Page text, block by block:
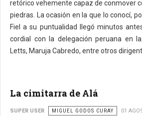
retórico vehemente capaz de conmover
piedras. La ocasión en la que lo conocí,
Fiel a su puntualidad llegó minutos
cordial con la delegación peruana en
Letts, Maruja Cabredo, entre otros
La cimitarra de Alá
SUPER USER MIGUEL GODOS CURAY 01